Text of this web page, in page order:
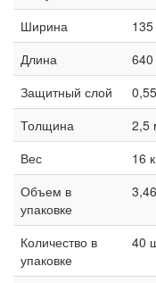
Ширина
Длина
Защитный слой
Толщина
2,5
Вес
16
Объем в
упаковке
Количество в
упаковке
40